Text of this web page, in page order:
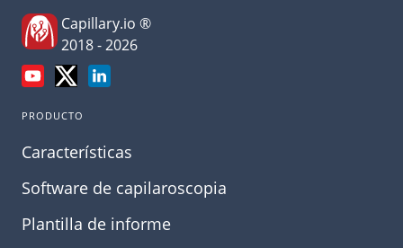
Capillary.io ®
2018 - 2026
PRODUCTO
Características
Software de capilaroscopia
Plantilla de informe